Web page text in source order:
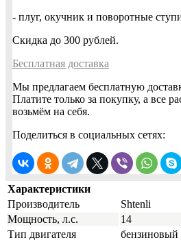
- плуг, окучник и поворотные
Скидка до 300 рублей.
Бесплатная доставка
Мы предлагаем бесплатную
Платите только за покупку, а все
возьмём на себя.
Поделиться в социальных сетях:
Характеристики
Производитель
Shtenli
Мощность, л.с.
14
Тип двигателя
бензиновый